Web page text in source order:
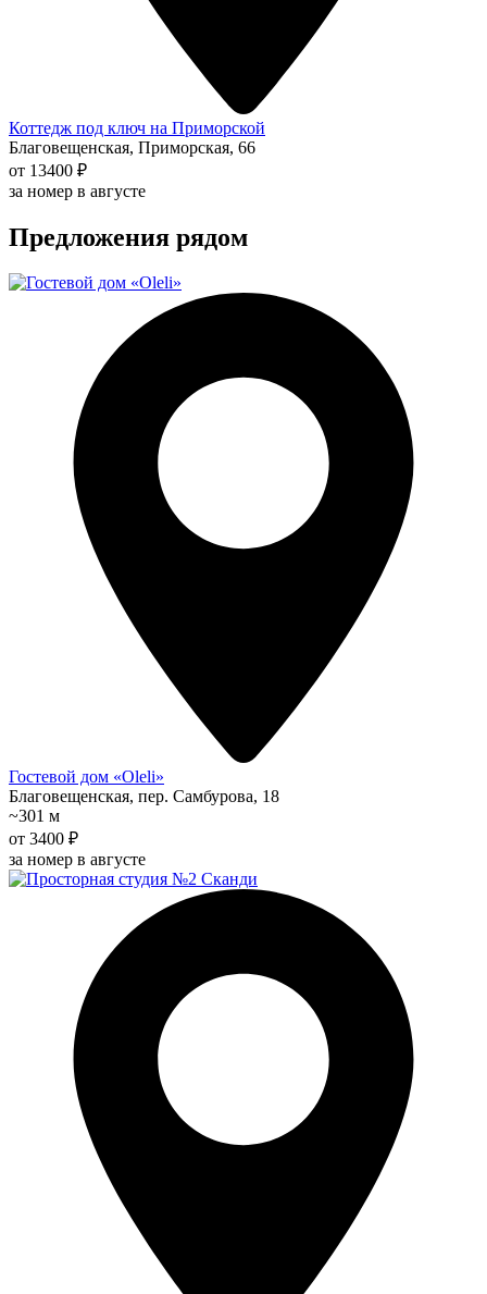
Коттедж под ключ на Приморской
Благовещенская, Приморская, 66
от 13400 ₽
за номер в августе
Предложения рядом
Гостевой дом «Oleli»
Благовещенская, пер. Самбурова, 18
~301 м
от 3400 ₽
за номер в августе